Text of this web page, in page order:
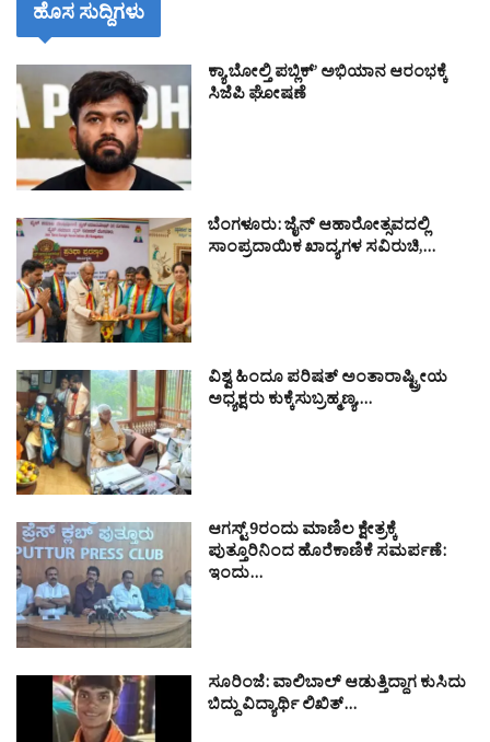
ಹೊಸ ಸುದ್ದಿಗಳು
ಕ್ಯಾ ಬೋಲ್ತಿ ಪಬ್ಲಿಕ್’ ಅಭಿಯಾನ ಆರಂಭಕ್ಕೆ
ಸಿಜೆಪಿ ಘೋಷಣೆ
ಬೆಂಗಳೂರು: ಜೈನ್ ಆಹಾರೋತ್ಸವದಲ್ಲಿ
ಸಾಂಪ್ರದಾಯಿಕ ಖಾದ್ಯಗಳ ಸವಿರುಚಿ,…
ವಿಶ್ವ ಹಿಂದೂ ಪರಿಷತ್ ಅಂತಾರಾಷ್ಟ್ರೀಯ
ಅಧ್ಯಕ್ಷರು ಕುಕ್ಕೆಸುಬ್ರಹ್ಮಣ್ಯ,…
ಆಗಸ್ಟ್ 9ರಂದು ಮಾಣಿಲ ಕ್ಷೇತ್ರಕ್ಕೆ
ಪುತ್ತೂರಿನಿಂದ ಹೊರೆಕಾಣಿಕೆ ಸಮರ್ಪಣೆ:
ಇಂದು…
ಸೂರಿಂಜೆ: ವಾಲಿಬಾಲ್ ಆಡುತ್ತಿದ್ದಾಗ ಕುಸಿದು
ಬಿದ್ದು ವಿದ್ಯಾರ್ಥಿ ಲಿಖಿತ್…